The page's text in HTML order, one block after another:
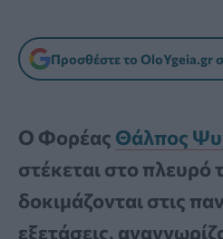
Προσθέστε το OloYgeia.gr
Ο Φορέας Θάλπος
στέκεται στο
δοκιμάζονται στις
εξετάσεις,